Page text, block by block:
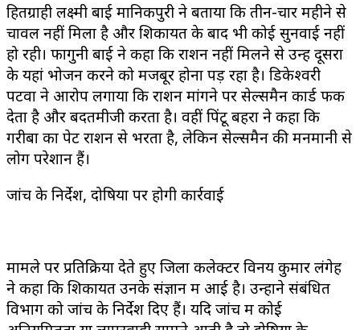
हितग्राही लक्ष्मी बाई मानिकपुरी ने बताया कि तीन-चार महीने से
चावल नहीं मिला है और शिकायत के बाद भी कोई सुनवाई नहीं
हो रही। फागुनी बाई ने कहा कि राशन नहीं मिलने से उन्हें दूसरों
के यहां भोजन करने को मजबूर होना पड़ रहा है। डिकेश्वरी
पटवा ने आरोप लगाया कि राशन मांगने पर सेल्समैन कार्ड फेंक
देता है और बदतमीजी करता है। वहीं पिंटू बहरा ने कहा कि
गरीबों का पेट राशन से भरता है, लेकिन सेल्समैन की मनमानी से
लोग परेशान हैं।
जांच के निर्देश, दोषियों पर होगी कार्रवाई
मामले पर प्रतिक्रिया देते हुए जिला कलेक्टर विनय कुमार लंगेह
ने कहा कि शिकायत उनके संज्ञान में आई है। उन्होंने संबंधित
विभाग को जांच के निर्देश दिए हैं। यदि जांच में कोई